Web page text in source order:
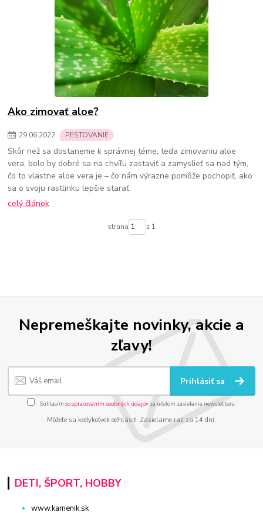
Ako zimovať aloe?
29.06.2022 PESTOVANIE
Skôr než sa dostaneme k správnej téme, teda zimovaniu aloe
vera, bolo by dobré sa na chvíľu zastaviť a zamyslieť sa nad tým,
čo to vlastne aloe vera je – čo nám výrazne pomôže pochopiť, ako
sa o svoju rastlinku lepšie starať.
celý článok
strana z 1
Nepremeškajte novinky, akcie a
zľavy!
Prihlásiť sa
Súhlasím sospracovaním osobných údajov za účelom zasielania newslettera.
Môžete sa kedykoľvek odhlásiť. Zasielame raz za 14 dní.
DETI, ŠPORT, HOBBY
www.kamenik.sk